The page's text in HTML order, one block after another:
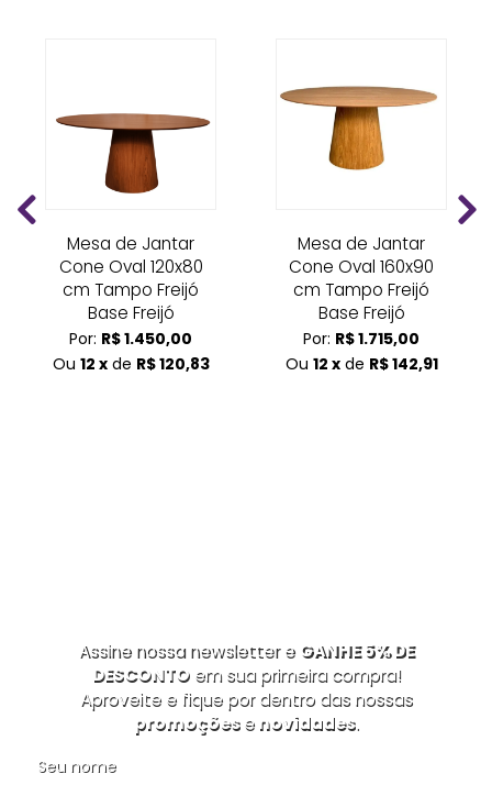
Mesa de Jantar
Cone Oval 120x80
cm Tampo Freijó
Base Freijó
Por: R$ 1.450,00
Ou 12 xde R$ 120,83
Mesa de Jantar
Cone Oval 160x90
cm Tampo Freijó
Base Freijó
Por: R$ 1.715,00
Ou 12 xde R$ 142,91
Assine nossa newsletter e GANHE 5% DE
DESCONTOem sua primeira compra!
Aproveite e fique por dentro das nossas
promoçõesenovidades.
Seu nome